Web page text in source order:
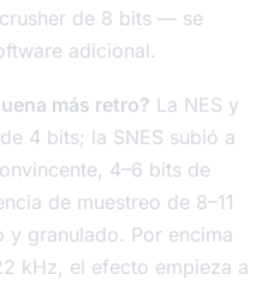
de 8 bits — se
adicional.
más retro? La NES y
4 bits; la SNES subió a
4–6 bits de
de muestreo de 8–11
y granulado. Por encima
kHz, el efecto empieza a